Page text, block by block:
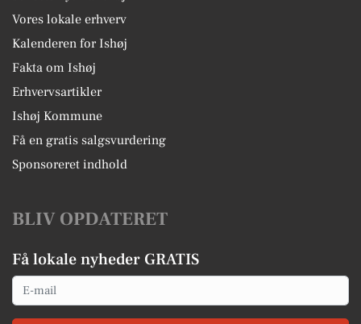
Vores lokale erhverv
Kalenderen for Ishøj
Fakta om Ishøj
Erhvervsartikler
Ishøj Kommune
Få en gratis salgsvurdering
Sponsoreret indhold
BLIV OPDATERET
Få lokale nyheder GRATIS
Email